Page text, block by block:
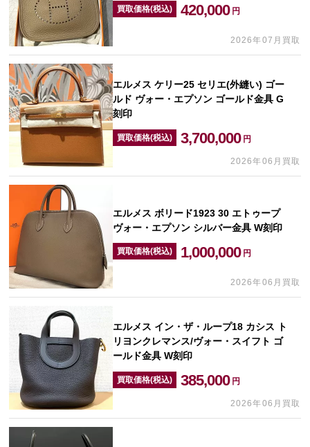
買取価格(税込) 420,000 円
2026年07月買取
エルメス ケリー25 セリエ(外縫い) ゴー
ルド ヴォー・エプソン ゴールド金具 G
刻印
買取価格(税込) 3,700,000 円
2026年06月買取
エルメス ボリード1923 30 エトゥープ
ヴォー・エプソン シルバー金具 W刻印
買取価格(税込) 1,000,000 円
2026年06月買取
エルメス イン・ザ・ループ18 カシス ト
リヨンクレマンス/ヴォー・スイフト ゴ
ールド金具 W刻印
買取価格(税込) 385,000 円
2026年06月買取